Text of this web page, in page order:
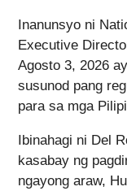
Inanunsyo ni
Executive
Agosto 3, 2026
susunod pang
para sa mga
Ibinahagi ni Del
kasabay ng
ngayong araw,